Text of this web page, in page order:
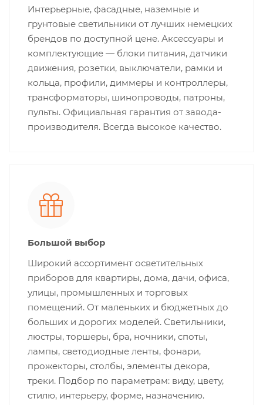
Интерьерные, фасадные, наземные и
грунтовые светильники от лучших немецких
брендов по доступной цене. Аксессуары и
комплектующие — блоки питания, датчики
движения, розетки, выключатели, рамки и
кольца, профили, диммеры и контроллеры,
трансформаторы, шинопроводы, патроны,
пульты. Официальная гарантия от завода-
производителя. Всегда высокое качество.
Большой выбор
Широкий ассортимент осветительных
приборов для квартиры, дома, дачи, офиса,
улицы, промышленных и торговых
помещений. От маленьких и бюджетных до
больших и дорогих моделей. Светильники,
люстры, торшеры, бра, ночники, споты,
лампы, светодиодные ленты, фонари,
прожекторы, столбы, элементы декора,
треки. Подбор по параметрам: виду, цвету,
стилю, интерьеру, форме, назначению.